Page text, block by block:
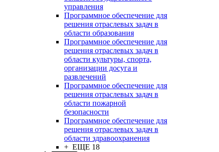
управления
Программное обеспечение для
решения отраслевых задач в
области образования
Программное обеспечение для
решения отраслевых задач в
области культуры, спорта,
организации досуга и
развлечений
Программное обеспечение для
решения отраслевых задач в
области пожарной
безопасности
Программное обеспечение для
решения отраслевых задач в
области здравоохранения
+ ЕЩЕ 18